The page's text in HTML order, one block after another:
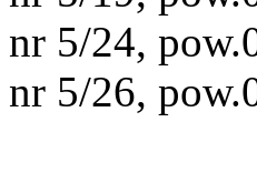
nr 5/24,
nr 5/26,